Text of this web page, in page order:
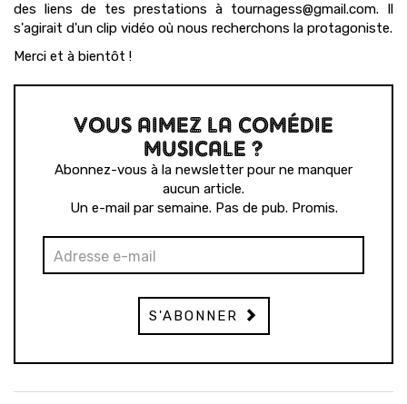
des liens de tes prestations à tournagess@gmail.com. Il
s'agirait d'un clip vidéo où nous recherchons la protagoniste.
Merci et à bientôt !
VOUS AIMEZ LA COMÉDIE
MUSICALE ?
Abonnez-vous à la newsletter pour ne manquer
aucun article.
Un e-mail par semaine. Pas de pub. Promis.
S'ABONNER